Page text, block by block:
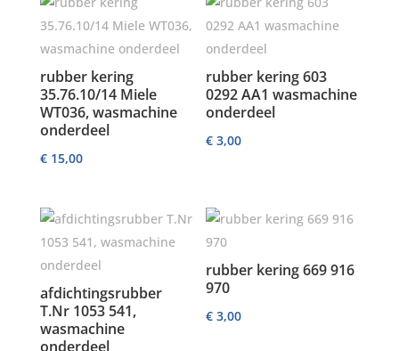
rubber kering
35.76.10/14 Miele
WT036, wasmachine
onderdeel
€15,00
rubber kering 603
0292 AA1 wasmachine
onderdeel
€ 3,00
afdichtingsrubber
T.Nr 1053 541,
wasmachine
onderdeel
rubber kering 669 916
970
€ 3,00